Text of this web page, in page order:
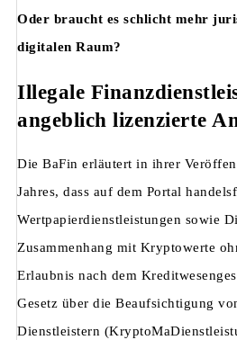
Oder braucht es schlicht mehr
digitalen Raum?
Illegale
angeblich lizenzierte
Die BaFin erläutert in ihrer
Jahres, dass auf dem Portal
Wertpapierdienstleistungen sowie
Zusammenhang mit Kryptowerte
Erlaubnis nach dem
Gesetz über die Beaufsichtigung
Dienstleistern